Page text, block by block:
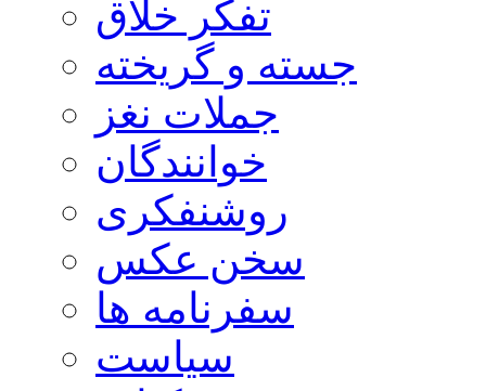
تفکر خلاق
جسته و گریخته
جملات نغز
خوانندگان
روشنفکری
سخن عکس
سفرنامه ها
سیاست